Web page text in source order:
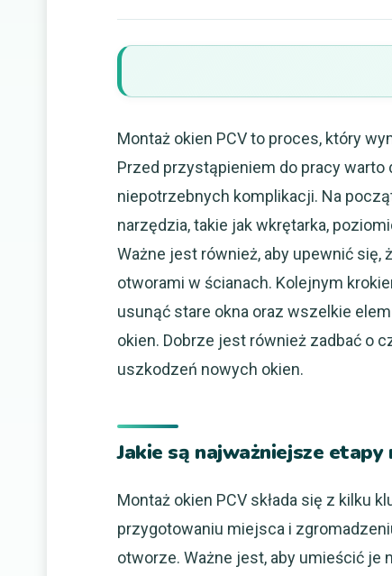
Montaż okien PCV to proces, który
Przed przystąpieniem do pracy warto
niepotrzebnych komplikacji. Na
narzędzia, takie jak wkrętarka,
Ważne jest również, aby upewnić się,
otworami w ścianach. Kolejnym
usunąć stare okna oraz wszelkie
okien. Dobrze jest również zadbać o
uszkodzeń nowych okien.
Jakie są najważniejsze
Montaż okien PCV składa się z kilku
przygotowaniu miejsca i
otworze. Ważne jest, aby umieścić je